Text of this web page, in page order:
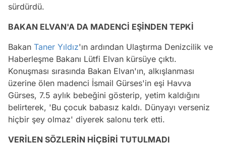
sürdürdü.
BAKAN ELVAN'A DA MADENCİ EŞİNDEN TEPKİ
Bakan Taner Yıldız'ın ardından Ulaştırma Denizcilik ve
Haberleşme Bakanı Lütfi Elvan kürsüye çıktı.
Konuşması sırasında Bakan Elvan'ın, alkışlanması
üzerine ölen madenci İsmail Gürses'in eşi Havva
Gürses, 7.5 aylık bebeğini gösterip, yetim kaldığını
belirterek, 'Bu çocuk babasız kaldı. Dünyayı verseniz
hiçbir şey olmaz' diyerek salonu terk etti.
VERİLEN SÖZLERİN HİÇBİRİ TUTULMADI